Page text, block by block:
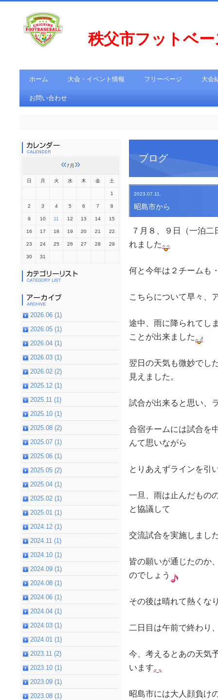
秩父市フットベ
ホーム 大会・イベント情報 フリーページ 大会
お問い合わせ
ブログ
2023.07.11.
昭島市から
７月８、９日（一泊
れました
何と今年は２チームも
こちらについて早々、
途中、雨に降られてし
ことが出来ました
翌日の天気も微妙でし
見えました。
試合が出来ると思い、
合宿チームには試合を
んて思いながら
とりあえずラインを引
一旦、雨は止んだもの
と協議して
交流試合を実施しまし
皆の願いが通じたのか
のでしょう
その後は晴れて熱くな
二日目は午前で終わり
今、考えるとあの天気
います
昭島市には大人顔負け
«7月 »
日 月 火 水 木 金 土
1
2 3 4 5 6 7 8
9 10 11 12 13 14 15
16 17 18 19 20 21 22
23 24 25 26 27 28 29
30 31
2026.06 (1)
2026.05 (1)
2026.04 (1)
2026.03 (1)
2026.02 (2)
2025.12 (1)
2025.11 (1)
2025.10 (1)
2025.08 (2)
2025.07 (1)
2025.06 (1)
2025.05 (2)
2025.04 (1)
2025.02 (1)
2025.01 (1)
2024.12 (1)
2024.11 (1)
2024.10 (1)
2024.09 (1)
2024.08 (1)
2024.06 (1)
2024.04 (1)
2024.03 (1)
2024.01 (1)
2023.11 (2)
2023.10 (1)
2023.09 (1)
2023.08 (1)